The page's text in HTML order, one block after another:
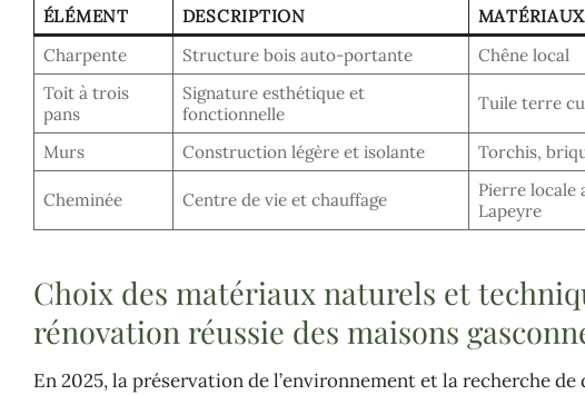
ÉLÉMENT DESCRIPTION
Charpente
Structure bois auto-portante Chêne local
Toit à trois
pans
Signature esthétique et
fonctionnelle
Tuile terre
Murs
Construction légère et isolante Torchis,
Cheminée Centre de vie et chauffage
Pierre locale
Lapeyre
Choix des matériaux naturels et
rénovation réussie des maisons
En 2025, la préservation de l’environnement et la recherche